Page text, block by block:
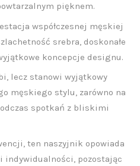
pięknem.
współczesnej męskiej
srebra, doskonałe
koncepcje designu.
lecz stanowi wyjątkowy
męskiego stylu, zarówno na
spotkań z bliskimi
ten naszyjnik opowiada
indywidualności, pozostając